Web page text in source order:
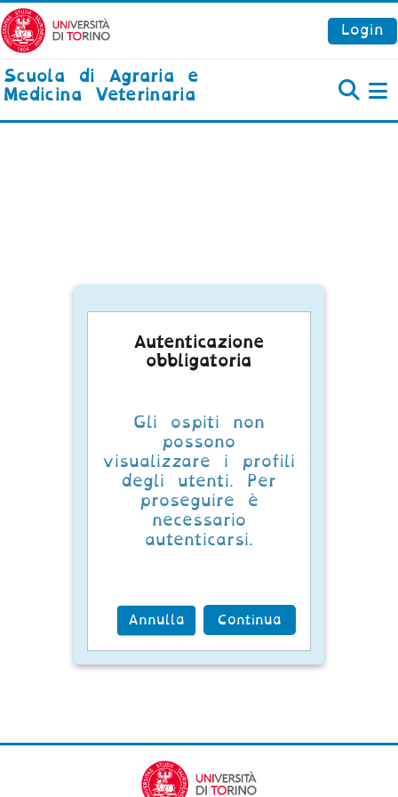
Vai al contenuto principale
Login
Scuola di Agraria e
Medicina Veterinaria
Autenticazione
obbligatoria
Gli ospiti non
possono
visualizzare i profili
degli utenti. Per
proseguire è
necessario
autenticarsi.
Annulla Continua